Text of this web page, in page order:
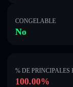
CONGELABLE
No
% DE PRINCIPALES
100.00%